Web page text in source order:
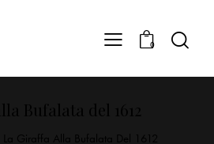
0